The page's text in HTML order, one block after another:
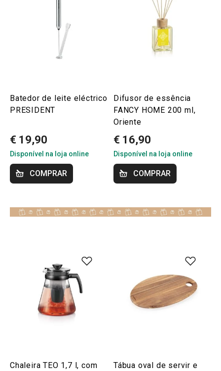
Batedor de leite eléctrico
PRESIDENT
€ 19,90
Disponível na loja online
COMPRAR
Difusor de essência
FANCY HOME 200 ml,
Oriente
€ 16,90
Disponível na loja online
COMPRAR
Chaleira TEO 1,7 l, com
Tábua oval de servir e